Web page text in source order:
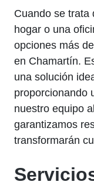
Cuando se trata
hogar o una
opciones más
en Chamartín.
una solución
proporcionando
nuestro equipo
garantizamos
transformarán